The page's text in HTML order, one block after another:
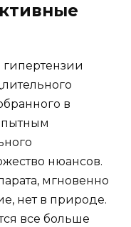
гипертензии
в
нюансов.
мгновенно
нет в природе.
все больше